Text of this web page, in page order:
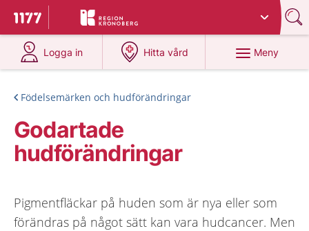
Till startsidan för 1177
Du har valt region
Logga in
på 1177.se
Hitta vård
på 1177.se
Meny
Födelsemärken och hudförändringar
Godartade
hudförändringar
Pigmentfläckar på huden som är nya eller som
förändras på något sätt kan vara hudcancer. Men